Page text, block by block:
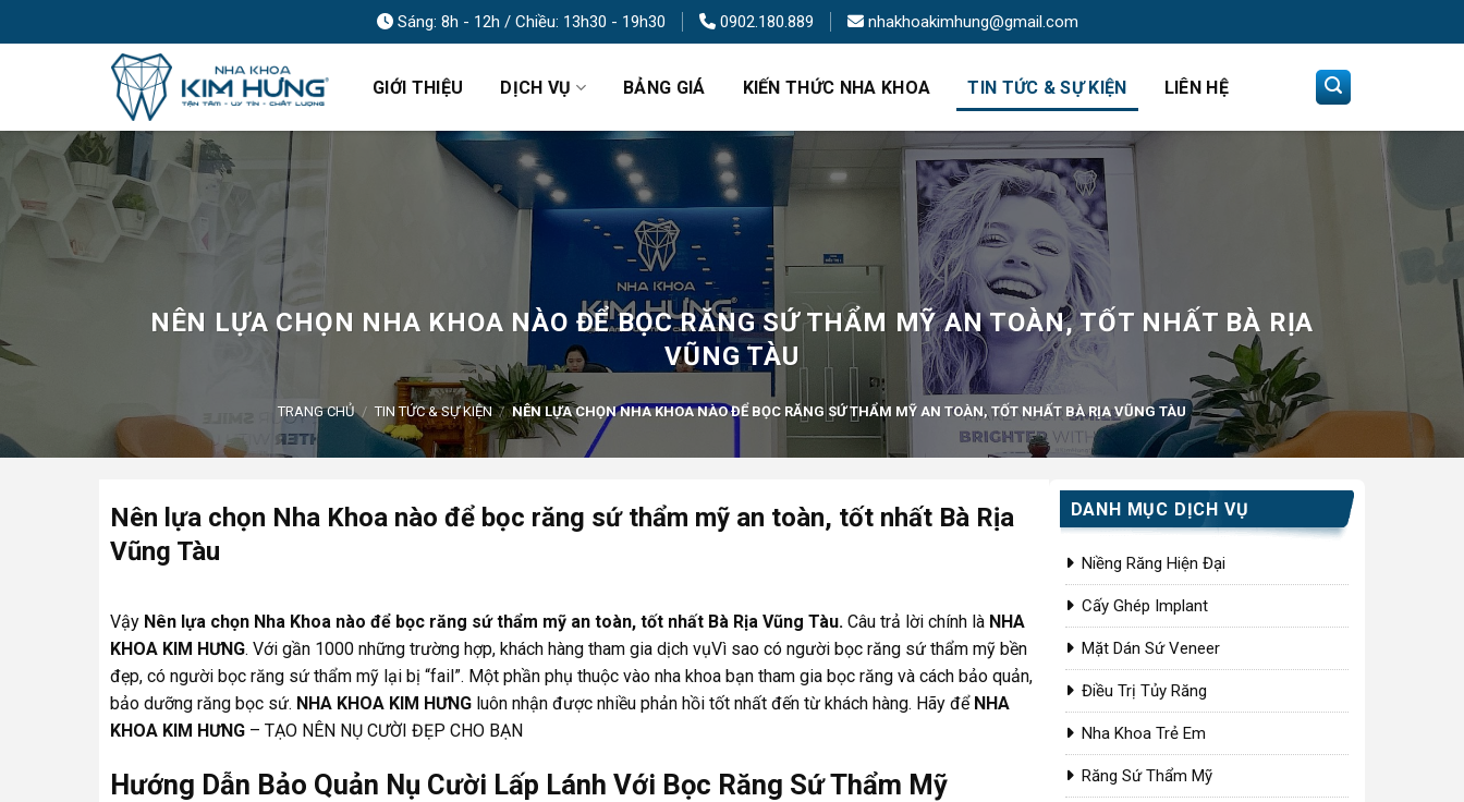
to
Sáng: 8h - 12h / Chiều: 13h30 - 19h30 0902.180.889 nhakhoakimhung@gmail.com
GIỚI THIỆU DỊCH VỤ BẢNG GIÁ KIẾN THỨC NHA KHOA TIN TỨC & SỰ KIỆN LIÊN HỆ
NÊN LỰA CHỌN NHA KHOA NÀO ĐỂ BỌC RĂNG SỨ THẨM MỸ AN TOÀN, TỐT NHẤT BÀ RỊA
VŨNG TÀU
TRANG CHỦ / TIN TỨC & SỰ KIỆN / NÊN LỰA CHỌN NHA KHOA NÀO ĐỂ BỌC RĂNG SỨ THẨM MỸ AN TOÀN, TỐT NHẤT BÀ RỊA VŨNG TÀU
Nên lựa chọn Nha Khoa nào để bọc răng sứ thẩm mỹ an toàn, tốt nhất Bà Rịa
Vũng Tàu
Vậy Nên lựa chọn Nha Khoa nào để bọc răng sứ thẩm mỹ an toàn, tốt nhất Bà Rịa Vũng Tàu. Câu trả lời chính là NHA
KHOA KIM HƯNG. Với gần 1000 những trường hợp, khách hàng tham gia dịch vụVì sao có người bọc răng sứ thẩm mỹ bền
đẹp, có người bọc răng sứ thẩm mỹ lại bị “fail”. Một phần phụ thuộc vào nha khoa bạn tham gia bọc răng và cách bảo quản,
bảo dưỡng răng bọc sứ. NHA KHOA KIM HƯNGluôn nhận được nhiều phản hồi tốt nhất đến từ khách hàng. Hãy để NHA
KHOA KIM HƯNG– TẠO NÊN NỤ CƯỜI ĐẸP CHO BẠN
Hướng Dẫn Bảo Quản Nụ Cười Lấp Lánh Với Bọc Răng Sứ Thẩm Mỹ
DANH MỤC DỊCH VỤ
Niềng Răng Hiện Đại
Cấy Ghép Implant
Mặt Dán Sứ Veneer
Điều Trị Tủy Răng
Nha Khoa Trẻ Em
Răng Sứ Thẩm Mỹ